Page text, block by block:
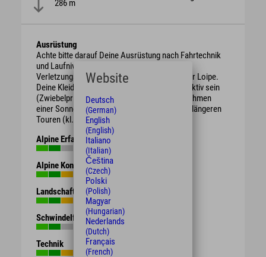
286 m
Ausrüstung
Achte bitte darauf Deine Ausrüstung nach Fahrtechnik
und Laufniveau zu wählen, dies senkt das
Verletzungsrisiko und erhöht den Spaß auf der Loipe.
Deine Kleidung sollte winddicht und atmungsaktiv sein
(Zwiebelprinzip). Wir empfehlen Dir das Mitnehmen
einer Sonnenbrille, genauso wie Getränke bei längeren
Touren (kl. Rucksack, oder Trinkgürtel).
Alpine Erfahrung
Alpine Kondition
Landschaft
Schwindelfreiheit
Technik
Website
Deutsch
(German)
English
(English)
Italiano
(Italian)
Čeština
(Czech)
Polski
(Polish)
Magyar
(Hungarian)
Nederlands
(Dutch)
Français
(French)